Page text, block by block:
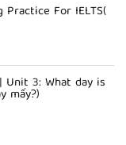
Practice For IELTS(
3: What day is
mấy?)